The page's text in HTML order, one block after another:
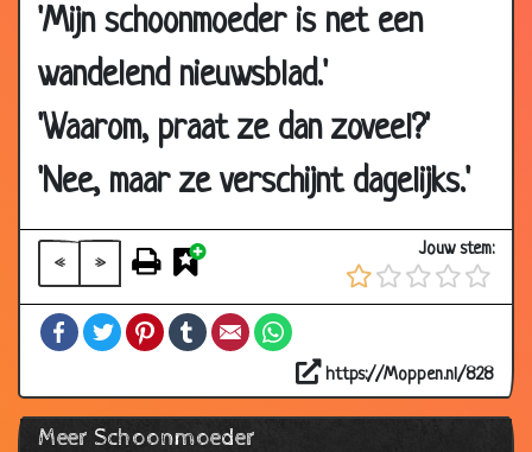
'Mijn schoonmoeder is net een
wandelend nieuwsblad.'
'Waarom, praat ze dan zoveel?'
'Nee, maar ze verschijnt dagelijks.'
« »
Jouw stem:
FacebookTwitterPinterestTumblrEmail
https://Moppen.nl/828
Meer Schoonmoeder
2002
10 Feb
Schoonmoeder
30 Jan
2002
Bigamie
2002
27 Dec
2001
Lekker konijn 2.87
12 May
Schoonmoeders
2000